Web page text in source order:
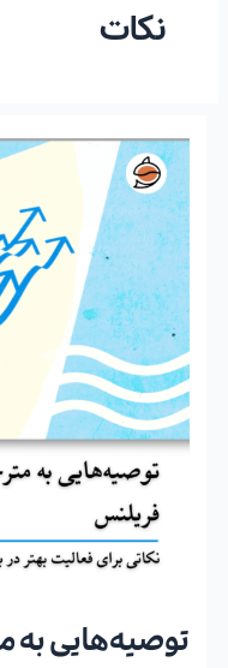
نکات
توصیه‌هایی
توصیه‌هایی
به
مترجم‌های
فریلنس